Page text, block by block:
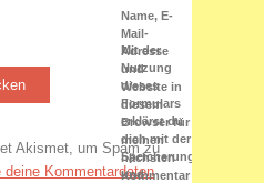
Name, E-
Mail-
Adresse
und
Website in
diesem
Browser für
meinen
nächsten
Kommentar
Mit der
Nutzung
dieses
Formulars
erklärst du
dich mit der
Speicherung
und
Akismet, um Spam zu
deine Kommentardaten